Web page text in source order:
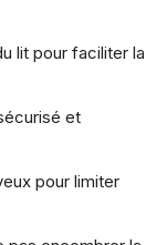
lit pour faciliter la
et
pour limiter